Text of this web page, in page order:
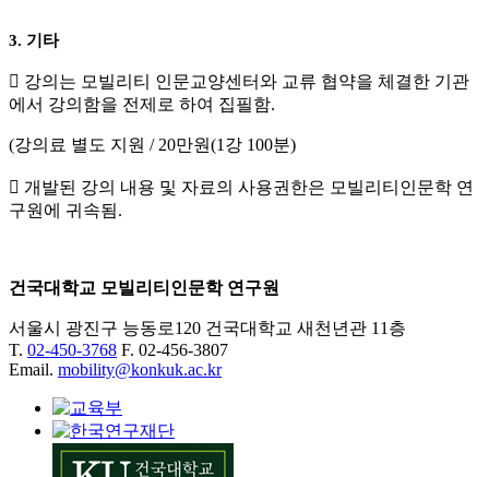
3. 기타
 강의는 모빌리티 인문교양센터와 교류 협약을 체결한 기관
에서 강의함을 전제로 하여 집필함.
(강의료 별도 지원 / 20만원(1 강 100분)
 개발된 강의 내용 및 자료의 사용권한은 모빌리티인문학 연
구원에 귀속됨.
건국대학교 모빌리티인문학 연구원
서울시 광진구 능동로120 건국대학교 새천년관 11층
T. 02-450-3768 F. 02-456-3807
Email. mobility@konkuk.ac.kr